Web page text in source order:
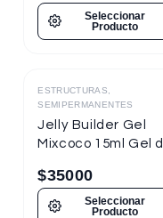
Seleccionar
Producto
ESTRUCTURAS,
SEMIPERMANENTES
Jelly Builder Gel
Mixcoco 15ml Gel
$35000
Seleccionar
Producto